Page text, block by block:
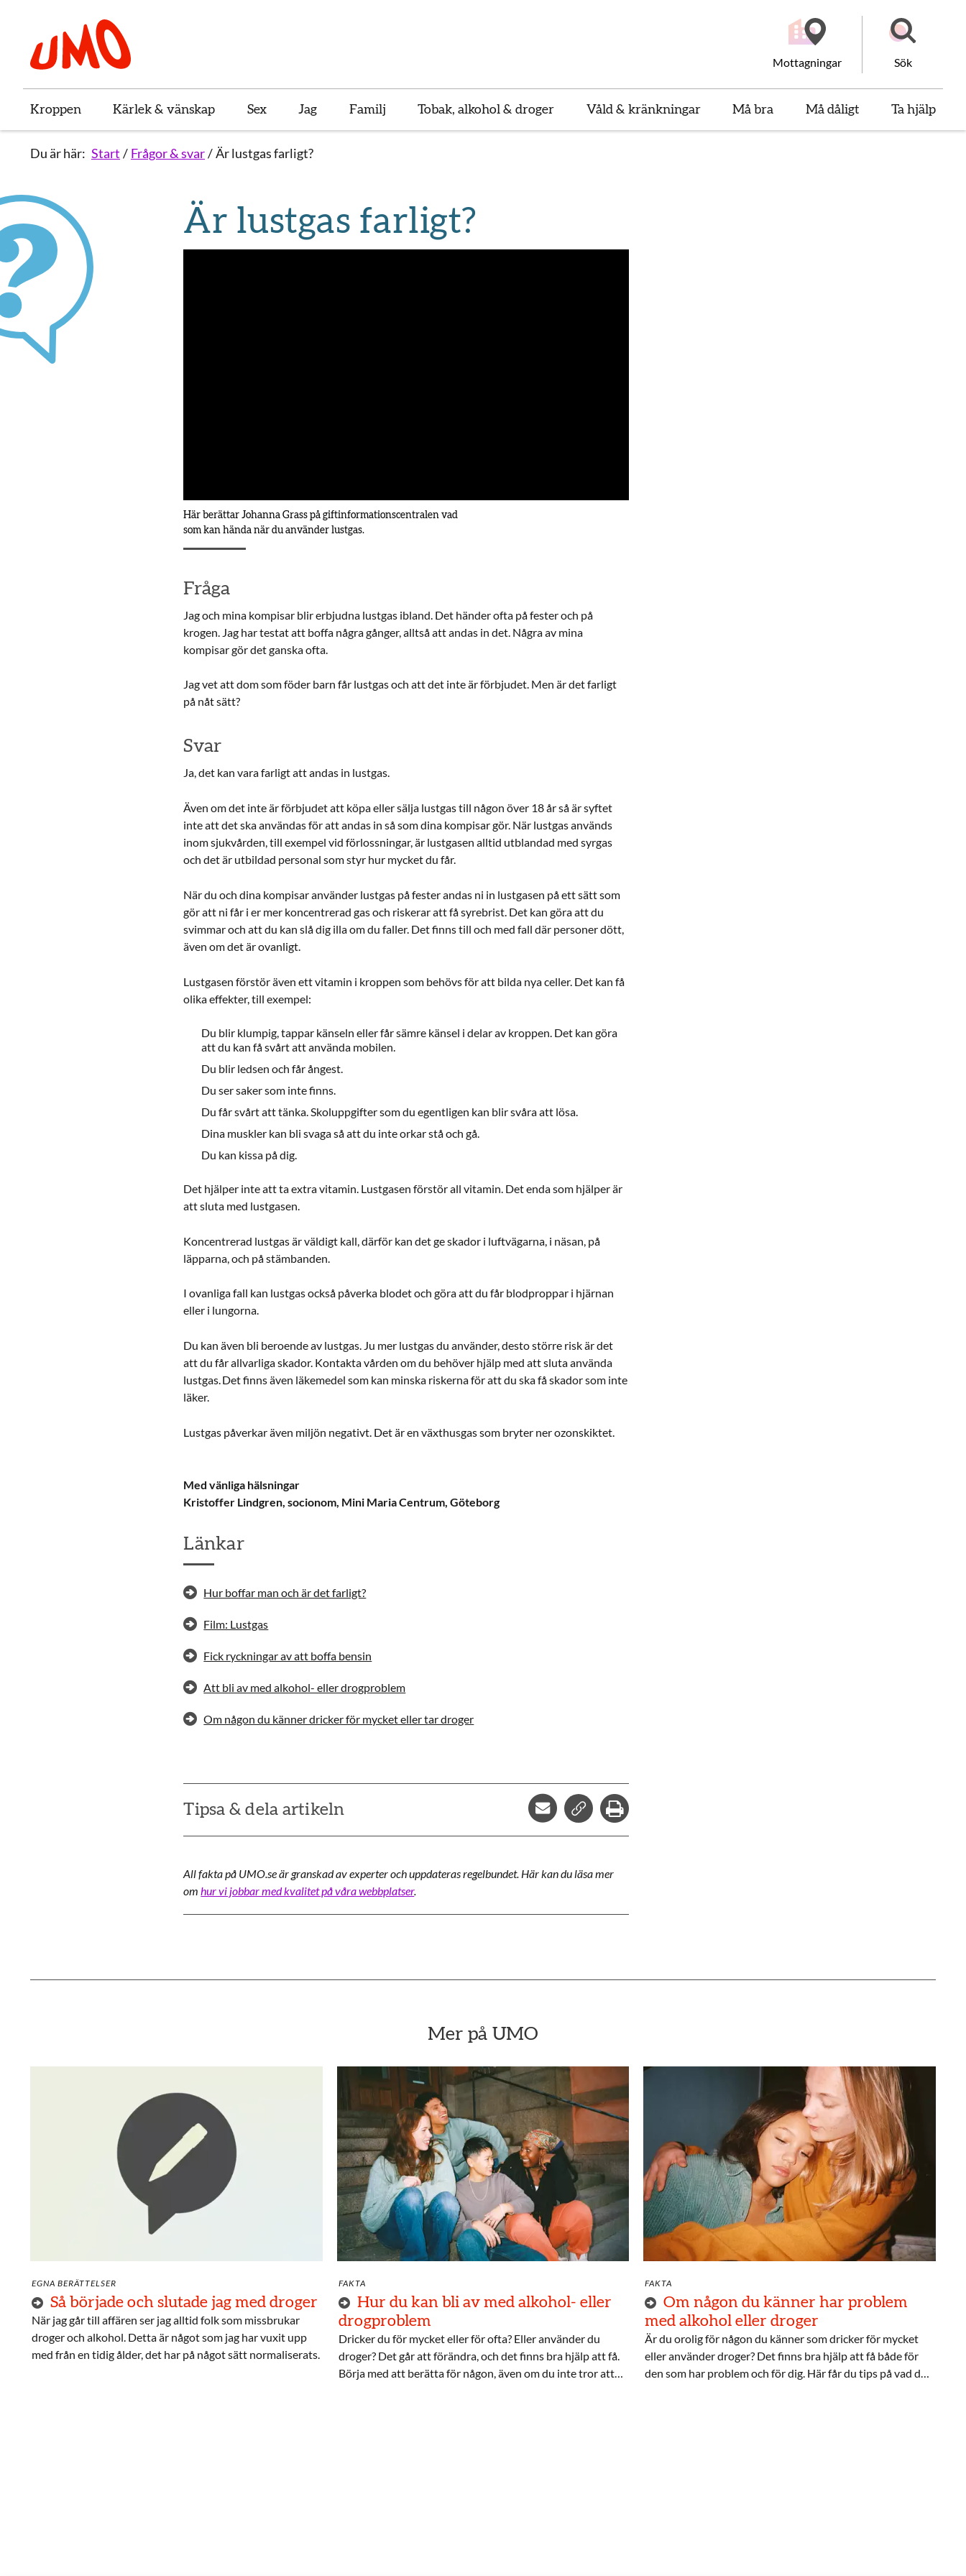
Till startsidan för Umo
Mottagningar Sök
Kroppen Kärlek & vänskap Sex Jag Familj Tobak, alkohol & droger Våld & kränkningar Må bra Må dåligt Ta hjälp
Du är här: Start Frågor & svar Är lustgas farligt?
Är lustgas farligt?
Här berättar Johanna Grass på giftinformationscentralen vad
som kan hända när du använder lustgas.
Fråga
Jag och mina kompisar blir erbjudna lustgas ibland. Det händer ofta på fester och på
krogen. Jag har testat att boffa några gånger, alltså att andas in det. Några av mina
kompisar gör det ganska ofta.
Jag vet att dom som föder barn får lustgas och att det inte är förbjudet. Men är det farligt
på nåt sätt?
Svar
Ja, det kan vara farligt att andas in lustgas.
Även om det inte är förbjudet att köpa eller sälja lustgas till någon över 18 år så är syftet
inte att det ska användas för att andas in så som dina kompisar gör. När lustgas används
inom sjukvården, till exempel vid förlossningar, är lustgasen alltid utblandad med syrgas
och det är utbildad personal som styr hur mycket du får.
När du och dina kompisar använder lustgas på fester andas ni in lustgasen på ett sätt som
gör att ni får i er mer koncentrerad gas och riskerar att få syrebrist. Det kan göra att du
svimmar och att du kan slå dig illa om du faller. Det finns till och med fall där personer dött,
även om det är ovanligt.
Lustgasen förstör även ett vitamin i kroppen som behövs för att bilda nya celler. Det kan få
olika effekter, till exempel:
Du blir klumpig, tappar känseln eller får sämre känsel i delar av kroppen. Det kan göra
att du kan få svårt att använda mobilen.
Du blir ledsen och får ångest.
Du ser saker som inte finns.
Du får svårt att tänka. Skoluppgifter som du egentligen kan blir svåra att lösa.
Dina muskler kan bli svaga så att du inte orkar stå och gå.
Du kan kissa på dig.
Det hjälper inte att ta extra vitamin. Lustgasen förstör all vitamin. Det enda som hjälper är
att sluta med lustgasen.
Koncentrerad lustgas är väldigt kall, därför kan det ge skador i luftvägarna, i näsan, på
läpparna, och på stämbanden.
I ovanliga fall kan lustgas också påverka blodet och göra att du får blodproppar i hjärnan
eller i lungorna.
Du kan även bli beroende av lustgas. Ju mer lustgas du använder, desto större risk är det
att du får allvarliga skador. Kontakta vården om du behöver hjälp med att sluta använda
lustgas. Det finns även läkemedel som kan minska riskerna för att du ska få skador som inte
läker.
Lustgas påverkar även miljön negativt. Det är en växthusgas som bryter ner ozonskiktet.
Med vänliga hälsningar
Kristoffer Lindgren, socionom, Mini Maria Centrum, Göteborg
Länkar
Hur boffar man och är det farligt?
Film: Lustgas
Fick ryckningar av att boffa bensin
Att bli av med alkohol- eller drogproblem
Om någon du känner dricker för mycket eller tar droger
Tipsa & dela artikeln
Dela via mejlKopiera länk
All fakta på UMO.se är granskad av experter och uppdateras regelbundet. Här kan du läsa mer
om hur vi jobbar med kvalitet på våra webbplatser.
Mer på UMO
EGNA BERÄTTELSER
Så började och slutade jag med droger
När jag går till affären ser jag alltid folk som missbrukar
droger och alkohol. Detta är något som jag har vuxit upp
med från en tidig ålder, det har på något sätt normaliserats.
FAKTA
Hur du kan bli av med alkohol- eller
drogproblem
Dricker du för mycket eller för ofta? Eller använder du
droger? Det går att förändra, och det finns bra hjälp att få.
Börja med att berätta för någon, även om du inte tror att
FAKTA
Om någon du känner har problem
med alkohol eller droger
Är du orolig för någon du känner som dricker för mycket
eller använder droger? Det finns bra hjälp att få både för
den som har problem och för dig. Här får du tips på vad du